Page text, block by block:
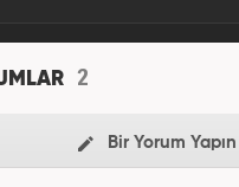
2
Bir Yorum Yapın